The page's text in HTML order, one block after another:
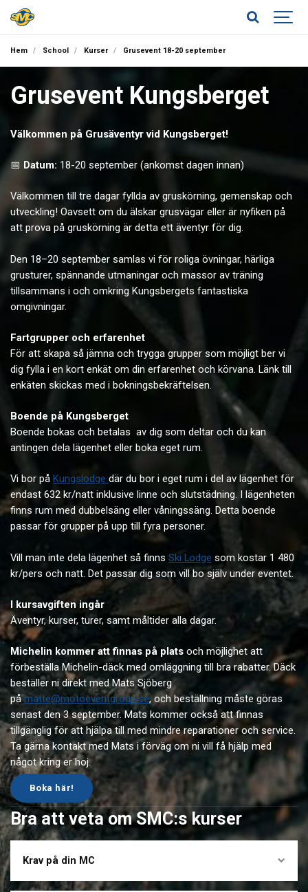
Hem School Kurser Grusevent 18-20 september
Grusevent Kungsberget
Välkommen på Grusäventyr vid Kungsberget!
📅 Datum: 18-20 september (ankomst dagen innan)
Välkommen till tre dagar fyllda av gruskörning, gemenskap och
utveckling! Oavsett om du älskar grusvägar eller är nyfiken på
att prova på gruskörning är detta ett äventyr för dig.
Den 18–20 september samlas vi för roliga övningar, härliga
grusturer, spännande utmaningar och massor av träning
tillsammans i och omkring Kungsbergets fantastiska
omgivningar.
Fartgrupper och erfarenhet
För att skapa så jämna och trygga grupper som möjligt ber vi
dig fylla i en kort enkät om din erfarenhet och körvana. Länk till
enkäten skickas med i bokningsbekräftelsen.
Boende på Kungsberget
Boende bokas och betalas av dig som deltar och du kan
antingen dela lägenhet eller boka eget rum.
Vi bor på Kungslodge där du bor i eget rum i del av lägenhet för
endast 632 kr/natt inklusive linne och slutstädning. I lägenheten
finns rum med dubbelsäng eller våningssäng. Detta boende
passar för grupper på upp till fyra personer.
Vill man inte dela lägenhet så finns Ski Lodge som kostar 1 480
kr/pers och natt. Det passar dig som vill bo själv under eventet.
I kursavgiften ingår
Äventyr, kurser, turer, samt måltider alla dagar.
Michelin kommer att finnas på plats och möjlighet att
förbeställa Michelin-däck med omläggning till bra rabatter. Däck
beställer ni direkt med Mats Sjöberg
på matte@motoeventgroup.se, och beställning måste göras
senast den 3 september. Mats kommer också att finnas
tillgänglig för att hjälpa till med mindre reparationer och service.
Ta gärna kontakt med Mats i förväg om ni vill få hjälp med
något kring er hoj.
Boka här!
Bra att veta om SMC:s kurser
Krav på din MC